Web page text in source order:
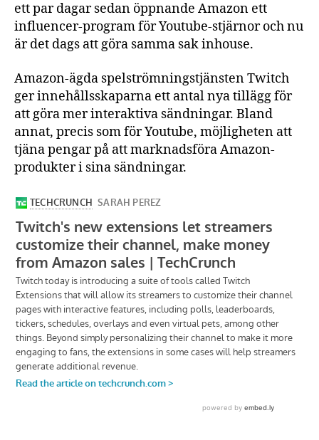
ett par dagar sedan öppnande Amazon ett
influencer-program för Youtube-stjärnor och nu
är det dags att göra samma sak inhouse.
Amazon-ägda spelströmningstjänsten Twitch
ger innehållsskaparna ett antal nya tillägg för
att göra mer interaktiva sändningar. Bland
annat, precis som för Youtube, möjligheten att
tjäna pengar på att marknadsföra Amazon-
produkter i sina sändningar.